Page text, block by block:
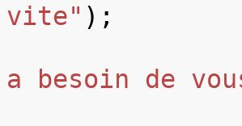
vite" );
a besoin de